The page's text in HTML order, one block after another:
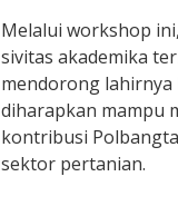
Melalui workshop
sivitas akademika
mendorong
diharapkan mampu
kontribusi
sektor pertanian.